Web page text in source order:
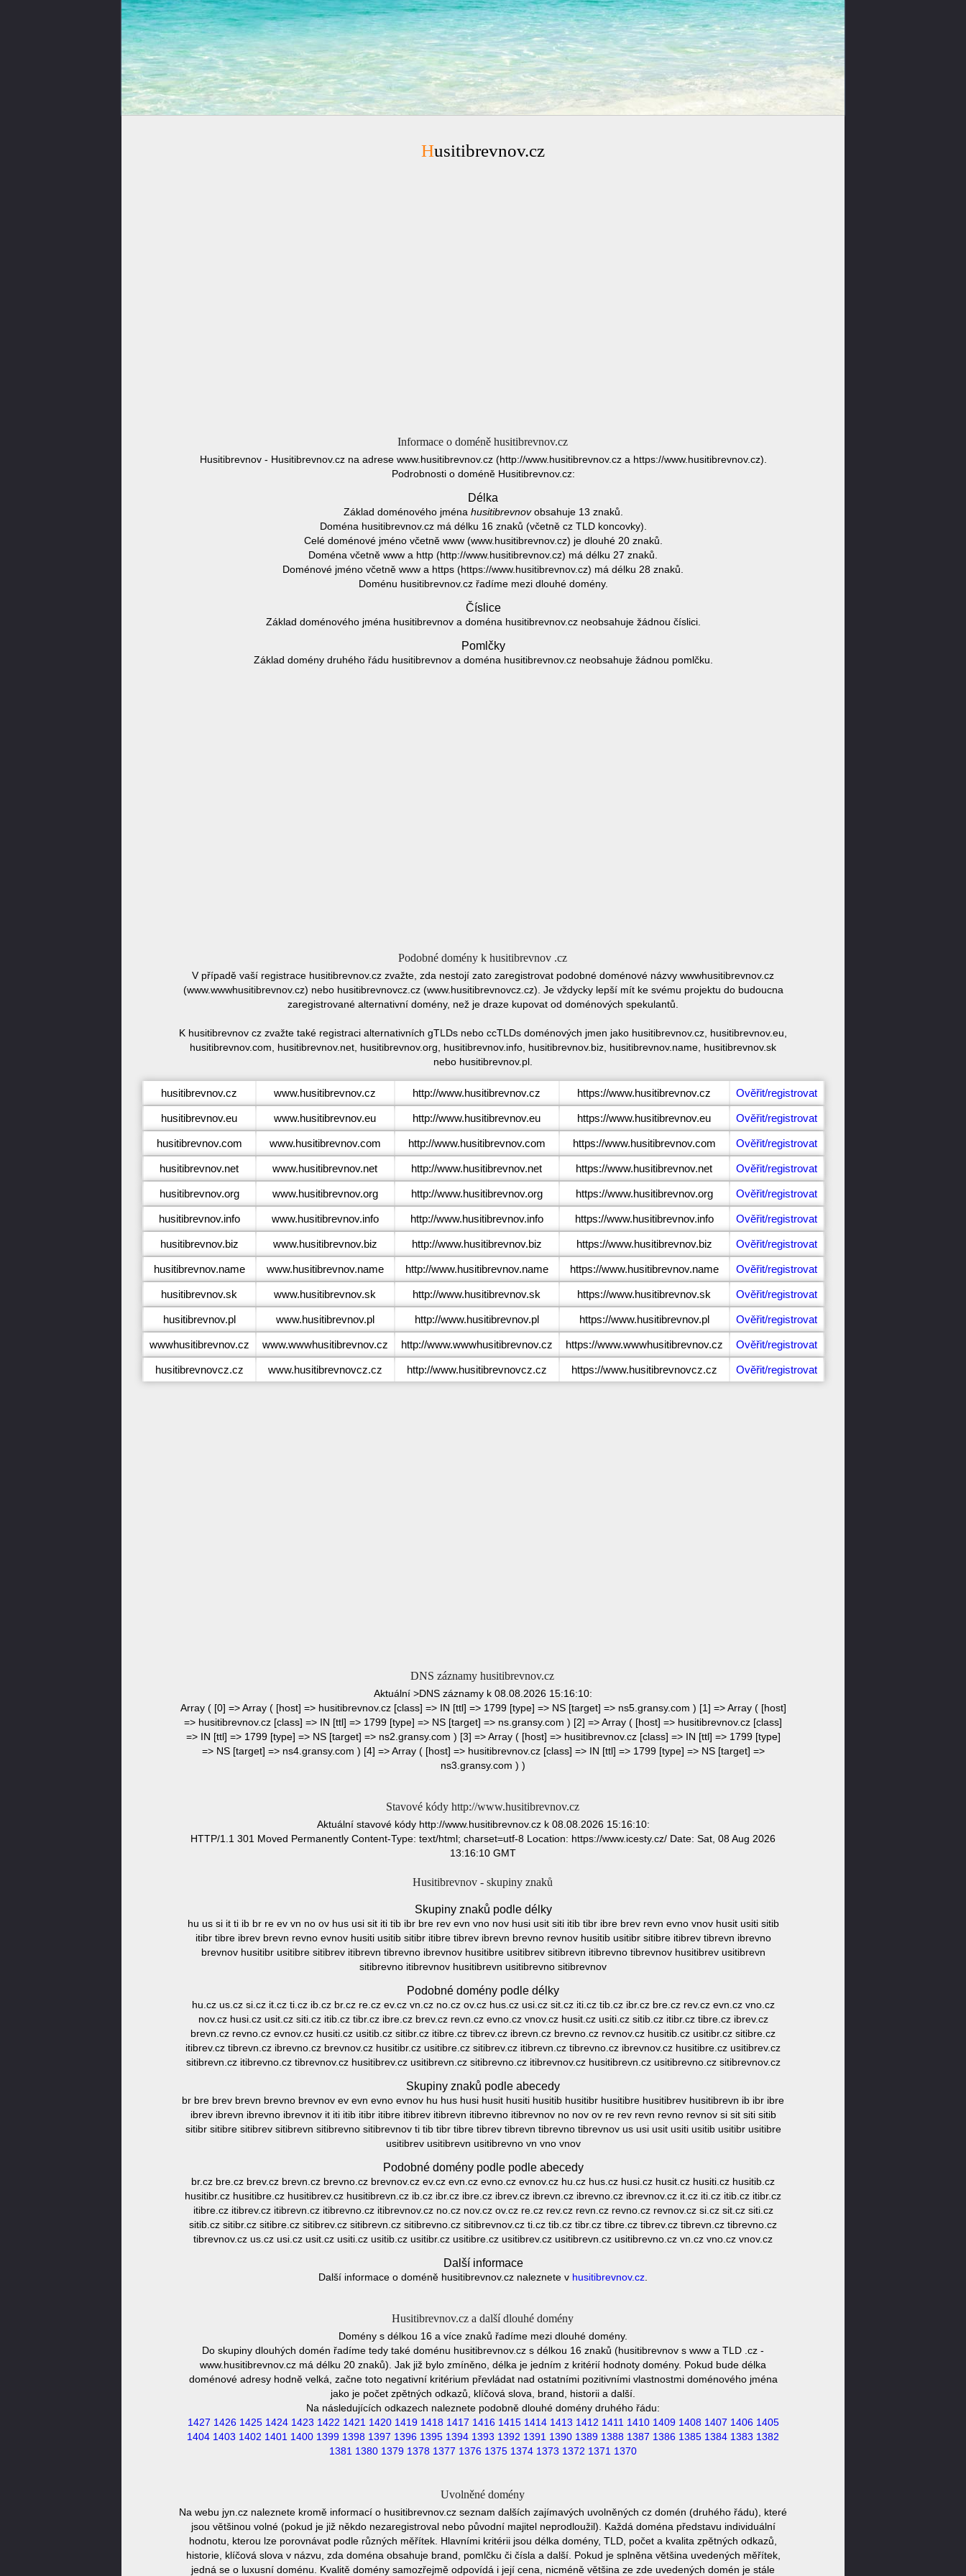
Husitibrevnov.cz
Informace o doméně husitibrevnov.cz
Husitibrevnov - Husitibrevnov.cz na adrese www.husitibrevnov.cz (http://www.husitibrevnov.cz a https://www.husitibrevnov.cz).
Podrobnosti o doméně Husitibrevnov.cz:
Délka
Základ doménového jména husitibrevnovobsahuje 13 znaků.
Doména husitibrevnov.cz má délku 16 znaků (včetně cz TLD koncovky).
Celé doménové jméno včetně www (www.husitibrevnov.cz) je dlouhé 20 znaků.
Doména včetně www a http (http://www.husitibrevnov.cz) má délku 27 znaků.
Doménové jméno včetně www a https (https://www.husitibrevnov.cz) má délku 28 znaků.
Doménu husitibrevnov.cz řadíme mezi dlouhé domény.
Číslice
Základ doménového jména husitibrevnov a doména husitibrevnov.cz neobsahuje žádnou číslici.
Pomlčky
Základ domény druhého řádu husitibrevnov a doména husitibrevnov.cz neobsahuje žádnou pomlčku.
Podobné domény k husitibrevnov .cz
V případě vaší registrace husitibrevnov.cz zvažte, zda nestojí zato zaregistrovat podobné doménové názvy wwwhusitibrevnov.cz
(www.wwwhusitibrevnov.cz) nebo husitibrevnovcz.cz (www.husitibrevnovcz.cz). Je vždycky lepší mít ke svému projektu do budoucna
zaregistrované alternativní domény, než je draze kupovat od doménových spekulantů.
K husitibrevnov cz zvažte také registraci alternativních gTLDs nebo ccTLDs doménových jmen jako husitibrevnov.cz, husitibrevnov.eu,
husitibrevnov.com, husitibrevnov.net, husitibrevnov.org, husitibrevnov.info, husitibrevnov.biz, husitibrevnov.name, husitibrevnov.sk
nebo husitibrevnov.pl.
husitibrevnov.cz www.husitibrevnov.cz http://www.husitibrevnov.cz https://www.husitibrevnov.cz Ověřit/registrovat
husitibrevnov.eu www.husitibrevnov.eu http://www.husitibrevnov.eu https://www.husitibrevnov.eu Ověřit/registrovat
husitibrevnov.com www.husitibrevnov.com http://www.husitibrevnov.com https://www.husitibrevnov.com Ověřit/registrovat
husitibrevnov.net www.husitibrevnov.net http://www.husitibrevnov.net https://www.husitibrevnov.net Ověřit/registrovat
husitibrevnov.org www.husitibrevnov.org http://www.husitibrevnov.org https://www.husitibrevnov.org Ověřit/registrovat
husitibrevnov.info www.husitibrevnov.info http://www.husitibrevnov.info https://www.husitibrevnov.info Ověřit/registrovat
husitibrevnov.biz www.husitibrevnov.biz http://www.husitibrevnov.biz https://www.husitibrevnov.biz Ověřit/registrovat
husitibrevnov.name www.husitibrevnov.name http://www.husitibrevnov.name https://www.husitibrevnov.name Ověřit/registrovat
husitibrevnov.sk www.husitibrevnov.sk http://www.husitibrevnov.sk https://www.husitibrevnov.sk Ověřit/registrovat
husitibrevnov.pl www.husitibrevnov.pl http://www.husitibrevnov.pl https://www.husitibrevnov.pl Ověřit/registrovat
wwwhusitibrevnov.cz www.wwwhusitibrevnov.cz http://www.wwwhusitibrevnov.cz https://www.wwwhusitibrevnov.cz Ověřit/registrovat
husitibrevnovcz.cz www.husitibrevnovcz.cz http://www.husitibrevnovcz.cz https://www.husitibrevnovcz.cz Ověřit/registrovat
DNS záznamy husitibrevnov.cz
Aktuální >DNS záznamy k 08.08.2026 15:16:10:
Array ( [0] => Array ( [host] => husitibrevnov.cz [class] => IN [ttl] => 1799 [type] => NS [target] => ns5.gransy.com ) [1] => Array ( [host]
=> husitibrevnov.cz [class] => IN [ttl] => 1799 [type] => NS [target] => ns.gransy.com ) [2] => Array ( [host] => husitibrevnov.cz [class]
=> IN [ttl] => 1799 [type] => NS [target] => ns2.gransy.com ) [3] => Array ( [host] => husitibrevnov.cz [class] => IN [ttl] => 1799 [type]
=> NS [target] => ns4.gransy.com ) [4] => Array ( [host] => husitibrevnov.cz [class] => IN [ttl] => 1799 [type] => NS [target] =>
ns3.gransy.com ) )
Stavové kódy http://www.husitibrevnov.cz
Aktuální stavové kódy http://www.husitibrevnov.cz k 08.08.2026 15:16:10:
HTTP/1.1 301 Moved Permanently Content-Type: text/html; charset=utf-8 Location: https://www.icesty.cz/ Date: Sat, 08 Aug 2026
13:16:10 GMT
Husitibrevnov - skupiny znaků
Skupiny znaků podle délky
hu us si it ti ib br re ev vn no ov hus usi sit iti tib ibr bre rev evn vno nov husi usit siti itib tibr ibre brev revn evno vnov husit usiti sitib
itibr tibre ibrev brevn revno evnov husiti usitib sitibr itibre tibrev ibrevn brevno revnov husitib usitibr sitibre itibrev tibrevn ibrevno
brevnov husitibr usitibre sitibrev itibrevn tibrevno ibrevnov husitibre usitibrev sitibrevn itibrevno tibrevnov husitibrev usitibrevn
sitibrevno itibrevnov husitibrevn usitibrevno sitibrevnov
Podobné domény podle délky
hu.cz us.cz si.cz it.cz ti.cz ib.cz br.cz re.cz ev.cz vn.cz no.cz ov.cz hus.cz usi.cz sit.cz iti.cz tib.cz ibr.cz bre.cz rev.cz evn.cz vno.cz
nov.cz husi.cz usit.cz siti.cz itib.cz tibr.cz ibre.cz brev.cz revn.cz evno.cz vnov.cz husit.cz usiti.cz sitib.cz itibr.cz tibre.cz ibrev.cz
brevn.cz revno.cz evnov.cz husiti.cz usitib.cz sitibr.cz itibre.cz tibrev.cz ibrevn.cz brevno.cz revnov.cz husitib.cz usitibr.cz sitibre.cz
itibrev.cz tibrevn.cz ibrevno.cz brevnov.cz husitibr.cz usitibre.cz sitibrev.cz itibrevn.cz tibrevno.cz ibrevnov.cz husitibre.cz usitibrev.cz
sitibrevn.cz itibrevno.cz tibrevnov.cz husitibrev.cz usitibrevn.cz sitibrevno.cz itibrevnov.cz husitibrevn.cz usitibrevno.cz sitibrevnov.cz
Skupiny znaků podle abecedy
br bre brev brevn brevno brevnov ev evn evno evnov hu hus husi husit husiti husitib husitibr husitibre husitibrev husitibrevn ib ibr ibre
ibrev ibrevn ibrevno ibrevnov it iti itib itibr itibre itibrev itibrevn itibrevno itibrevnov no nov ov re rev revn revno revnov si sit siti sitib
sitibr sitibre sitibrev sitibrevn sitibrevno sitibrevnov ti tib tibr tibre tibrev tibrevn tibrevno tibrevnov us usi usit usiti usitib usitibr usitibre
usitibrev usitibrevn usitibrevno vn vno vnov
Podobné domény podle podle abecedy
br.cz bre.cz brev.cz brevn.cz brevno.cz brevnov.cz ev.cz evn.cz evno.cz evnov.cz hu.cz hus.cz husi.cz husit.cz husiti.cz husitib.cz
husitibr.cz husitibre.cz husitibrev.cz husitibrevn.cz ib.cz ibr.cz ibre.cz ibrev.cz ibrevn.cz ibrevno.cz ibrevnov.cz it.cz iti.cz itib.cz itibr.cz
itibre.cz itibrev.cz itibrevn.cz itibrevno.cz itibrevnov.cz no.cz nov.cz ov.cz re.cz rev.cz revn.cz revno.cz revnov.cz si.cz sit.cz siti.cz
sitib.cz sitibr.cz sitibre.cz sitibrev.cz sitibrevn.cz sitibrevno.cz sitibrevnov.cz ti.cz tib.cz tibr.cz tibre.cz tibrev.cz tibrevn.cz tibrevno.cz
tibrevnov.cz us.cz usi.cz usit.cz usiti.cz usitib.cz usitibr.cz usitibre.cz usitibrev.cz usitibrevn.cz usitibrevno.cz vn.cz vno.cz vnov.cz
Další informace
Další informace o doméně husitibrevnov.cz naleznete v husitibrevnov.cz
Husitibrevnov.cz a další dlouhé domény
Domény s délkou 16 a více znaků řadíme mezi dlouhé domény.
Do skupiny dlouhých domén řadíme tedy také doménu husitibrevnov.cz s délkou 16 znaků (husitibrevnov s www a TLD .cz -
www.husitibrevnov.cz má délku 20 znaků). Jak již bylo zmíněno, délka je jedním z kritérií hodnoty domény. Pokud bude délka
doménové adresy hodně velká, začne toto negativní kritérium převládat nad ostatními pozitivními vlastnostmi doménového jména
jako je počet zpětných odkazů, klíčová slova, brand, historii a další.
Na následujících odkazech naleznete podobně dlouhé domény druhého řádu:
1427 1426 1425 1424 1423 1422 1421 1420 1419 1418 1417 1416 1415 1414 1413 1412 1411 1410 1409 1408 1407 1406 1405
1404 1403 1402 1401 1400 1399 1398 1397 1396 1395 1394 1393 1392 1391 1390 1389 1388 1387 1386 1385 1384 1383 1382
1381 1380 1379 1378 1377 1376 1375 1374 1373 1372 1371 1370
Uvolněné domény
Na webu jyn.cz naleznete kromě informací o husitibrevnov.cz seznam dalších zajímavých uvolněných cz domén (druhého řádu), které
jsou většinou volné (pokud je již někdo nezaregistroval nebo původní majitel neprodloužil). Každá doména představu individuální
hodnotu, kterou lze porovnávat podle různých měřítek. Hlavními kritérii jsou délka domény, TLD, počet a kvalita zpětných odkazů,
historie, klíčová slova v názvu, zda doména obsahuje brand, pomlčku či čísla a další. Pokud je splněna většina uvedených měřítek,
jedná se o luxusní doménu. Kvalitě domény samozřejmě odpovídá i její cena, nicméně většina ze zde uvedených domén je stále